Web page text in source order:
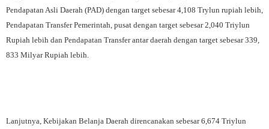
Pendapatan Asli Daerah (PAD) dengan target sebesar 4,108 Trylun rupiah lebih,
Pendapatan Transfer Pemerintah, pusat dengan target sebesar 2,040 Triylun
Rupiah lebih dan Pendapatan Transfer antar daerah dengan target sebesar 339,
833 Milyar Rupiah lebih.
Lanjutnya, Kebijakan Belanja Daerah direncanakan sebesar 6,674 Triylun